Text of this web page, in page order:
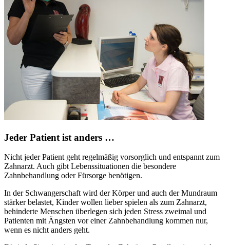
Jeder Patient ist anders …
Nicht jeder Patient geht regelmäßig vorsorglich und entspannt zum
Zahnarzt. Auch gibt Lebenssituationen die besondere
Zahnbehandlung oder Fürsorge benötigen.
In der Schwangerschaft wird der Körper und auch der Mundraum
stärker belastet, Kinder wollen lieber spielen als zum Zahnarzt,
behinderte Menschen überlegen sich jeden Stress zweimal und
Patienten mit Ängsten vor einer Zahnbehandlung kommen nur,
wenn es nicht anders geht.